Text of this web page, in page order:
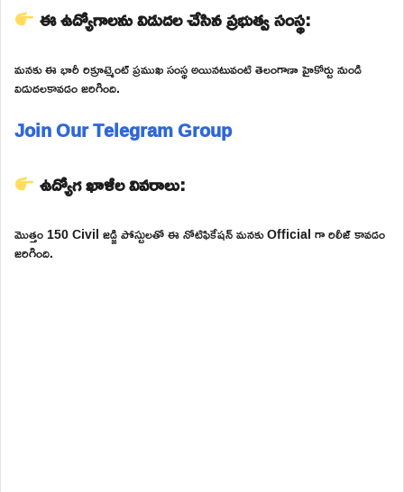
ఈ ఉద్యోగాలను విడుదల చేసిన ప్రభుత్వ సంస్థ:
మనకు ఈ భారీ రిక్రూట్మెంట్ ప్రముఖ సంస్థ అయినటువంటి తెలంగాణా హైకోర్టు నుండి
విడుదలకావడం జరిగింది.
Join Our Telegram Group
ఉద్యోగ ఖాళీల వివరాలు:
మొత్తం 150 Civil జడ్జి పోస్టులతో ఈ నోటిఫికేషన్ మనకు Official గా రిలీజ్ కావడం
జరిగింది.